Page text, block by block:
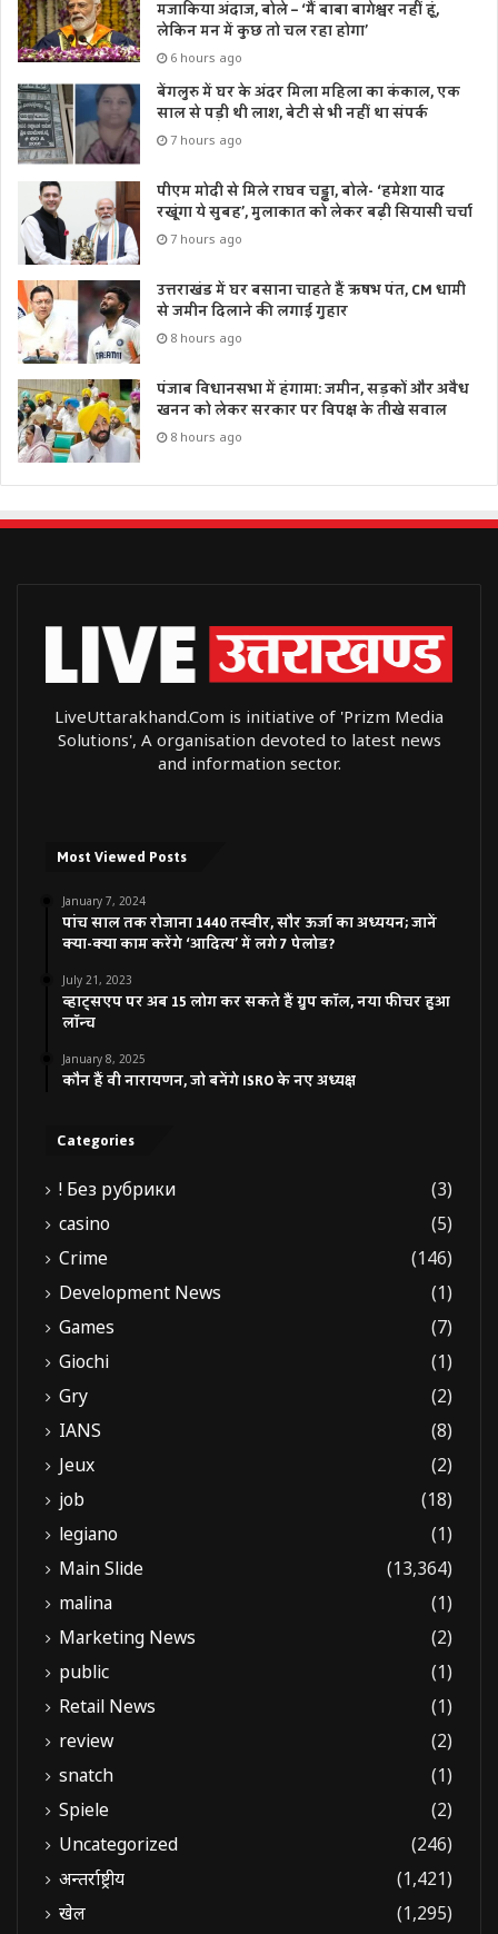
मजाकिया अंदाज, बोले – ‘मैं बाबा बागेश्वर नहीं हूं,
लेकिन मन में कुछ तो चल रहा होगा’
6 hours ago
बेंगलुरु में घर के अंदर मिला महिला का कंकाल, एक
साल से पड़ी थी लाश, बेटी से भी नहीं था संपर्क
7 hours ago
पीएम मोदी से मिले राघव चड्ढा, बोले- ‘हमेशा याद
रखूंगा ये सुबह’, मुलाकात को लेकर बढ़ी सियासी चर्चा
7 hours ago
उत्तराखंड में घर बसाना चाहते हैं ऋषभ पंत, CM धामी
से जमीन दिलाने की लगाई गुहार
8 hours ago
पंजाब विधानसभा में हंगामा: जमीन, सड़कों और अवैध
खनन को लेकर सरकार पर विपक्ष के तीखे सवाल
8 hours ago
LiveUttarakhand.Com is initiative of 'Prizm Media
Solutions', A organisation devoted to latest news
and information sector.
Most Viewed Posts
January 7, 2024
पांच साल तक रोजाना 1440 तस्वीर, सौर ऊर्जा का अध्ययन; जानें
क्या-क्या काम करेंगे ‘आदित्य’ में लगे 7 पेलोड?
July 21, 2023
व्हाट्सएप पर अब 15 लोग कर सकते हैं ग्रुप कॉल, नया फीचर हुआ
लॉन्च
January 8, 2025
कौन हैं वी नारायणन, जो बनेंगे ISRO के नए अध्यक्ष
Categories
! Без рубрики
(3)
casino
(5)
Crime
(146)
Development News
(1)
Games
(7)
Giochi
(1)
Gry
(2)
IANS
(8)
Jeux
(2)
job
(18)
legiano
(1)
Main Slide
(13,364)
malina
(1)
Marketing News
(2)
public
(1)
Retail News
(1)
review
(2)
snatch
(1)
Spiele
(2)
Uncategorized
(246)
अन्तर्राष्ट्रीय
(1,421)
खेल
(1,295)